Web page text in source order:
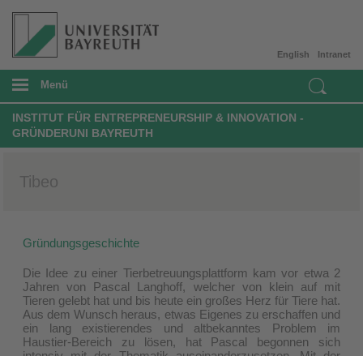
Intranet
English
Menü
INSTITUT FÜR ENTREPRENEURSHIP & INNOVATION -
GRÜNDERUNI BAYREUTH
Tibeo
Gründungsgeschichte
Die Idee zu einer Tierbetreuungsplattform kam vor etwa 2
Jahren von Pascal Langhoff, welcher von klein auf mit
Tieren gelebt hat und bis heute ein großes Herz für Tiere hat.
Aus dem Wunsch heraus, etwas Eigenes zu erschaffen und
ein lang existierendes und altbekanntes Problem im
Haustier-Bereich zu lösen, hat Pascal begonnen sich